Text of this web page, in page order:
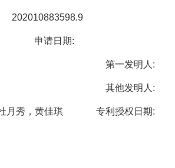
202010883598.9
申请日期:
第一发明人:
其他发明人:
月秀，黄佳琪 专利授权日期: